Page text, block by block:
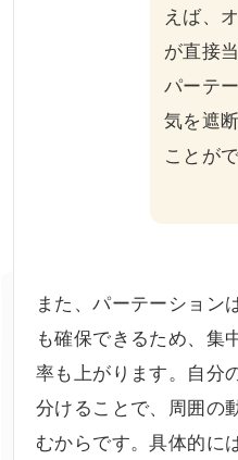
えば、
が直接
パーテ
気を遮
ことが
また、パーテーション
も確保できるため、集
率も上がります。自分
分けることで、周囲の
むからです。具体的に